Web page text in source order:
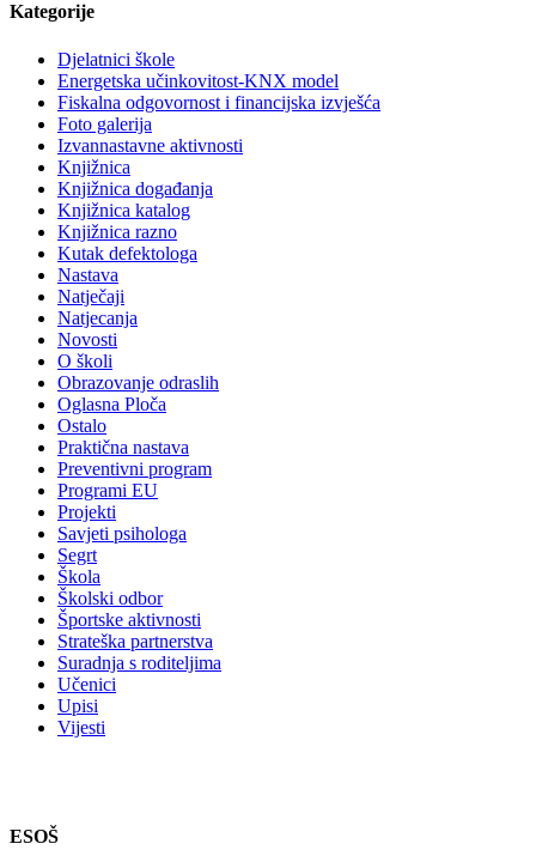
Kategorije
Djelatnici škole
Energetska učinkovitost-KNX model
Fiskalna odgovornost i financijska izvješća
Foto galerija
Izvannastavne aktivnosti
Knjižnica
Knjižnica događanja
Knjižnica katalog
Knjižnica razno
Kutak defektologa
Nastava
Natječaji
Natjecanja
Novosti
O školi
Obrazovanje odraslih
Oglasna Ploča
Ostalo
Praktična nastava
Preventivni program
Programi EU
Projekti
Savjeti psihologa
Segrt
Škola
Školski odbor
Športske aktivnosti
Strateška partnerstva
Suradnja s roditeljima
Učenici
Upisi
Vijesti
ESOŠ